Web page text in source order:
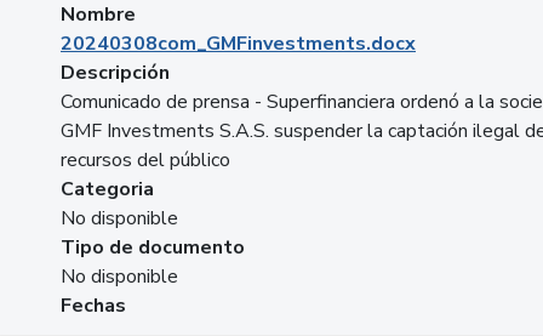
Nombre
20240308com_GMFinvestments.docx
Descripción
Comunicado de prensa - Superfinanciera ordenó a la
GMF Investments S.A.S. suspender la captación ilegal
recursos del público
Categoria
No disponible
Tipo de documento
No disponible
Fechas